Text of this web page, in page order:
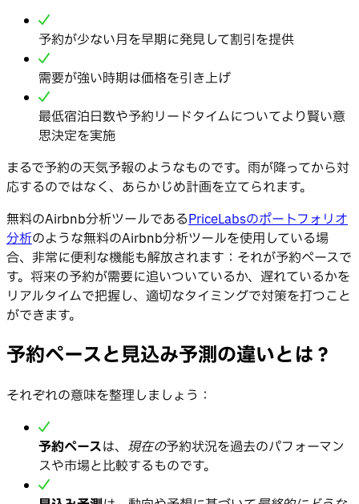
予約が少ない月を早期に発見して割引を提供
需要が強い時期は価格を引き上げ
最低宿泊日数や予約リードタイムについてより賢い意
思決定を実施
まるで予約の天気予報のようなものです。雨が降ってから対
応するのではなく、あらかじめ計画を立てられます。
無料のAirbnb分析ツールであるPriceLabsのポートフォリオ
分析のような無料のAirbnb分析ツールを使用している場
合、非常に便利な機能も解放されます：それが予約ペースで
す。将来の予約が需要に追いついているか、遅れているかを
リアルタイムで把握し、適切なタイミングで対策を打つこと
ができます。
予約ペースと見込み予測の違いとは？
それぞれの意味を整理しましょう：
予約ペースは、 現在の予約状況を過去のパフォーマン
スや市場と比較するものです。